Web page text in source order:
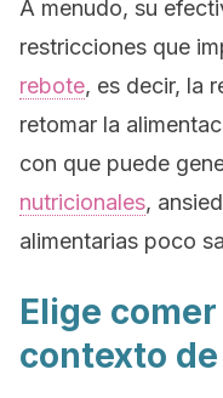
A menudo, su
restricciones que
rebote, es decir, la
retomar la
con que puede
nutricionales,
alimentarias poco
Elige
contexto